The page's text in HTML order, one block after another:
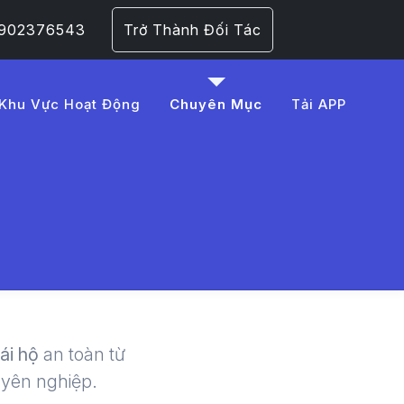
Trở Thành Đối Tác
Khu Vực Hoạt Động Chuyên Mục Tải APP
-
hộ an toàn từ
nghiệp.